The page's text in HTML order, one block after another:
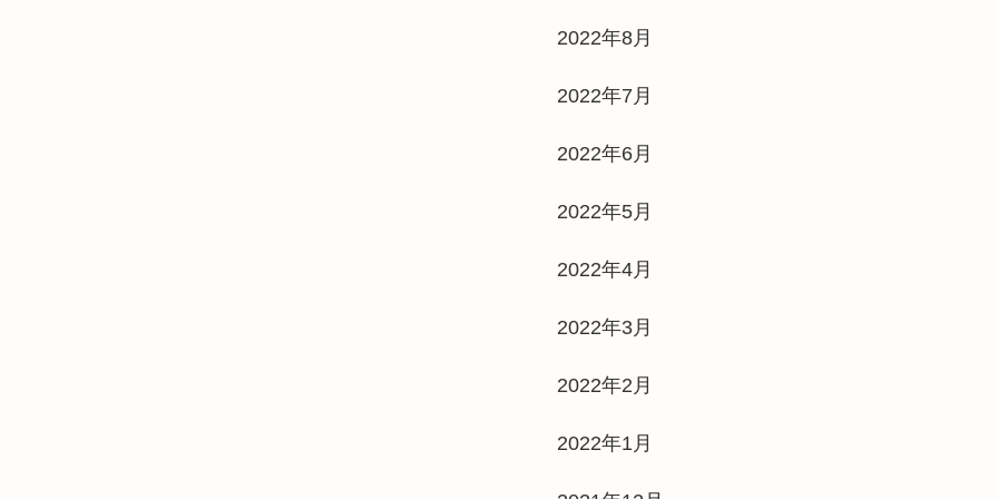
2022年8月
2022年7月
2022年6月
2022年5月
2022年4月
2022年3月
2022年2月
2022年1月